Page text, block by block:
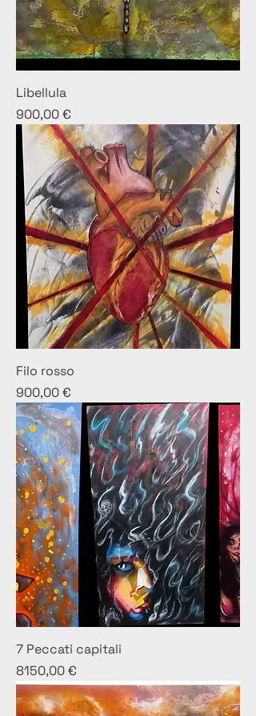
Libellula
Prezzo
900,00 €
Filo rosso
Prezzo
900,00 €
7 Peccati capitali
Prezzo
8150,00 €